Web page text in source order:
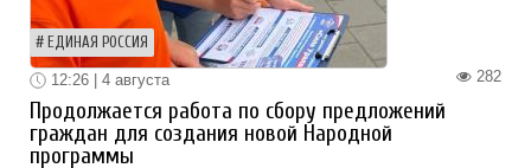
ЕДИНАЯ РОССИЯ
282
12:26 | 4 августа
Продолжается работа по сбору предложений
граждан для создания новой Народной
программы